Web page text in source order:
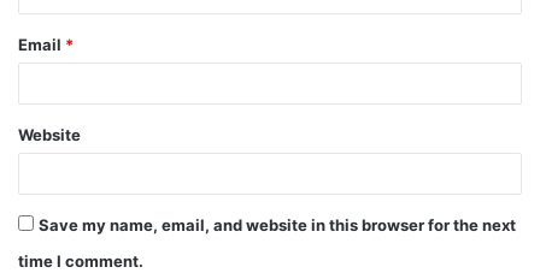
Email *
Website
Save my name, email, and website in this browser for the next
time I comment.